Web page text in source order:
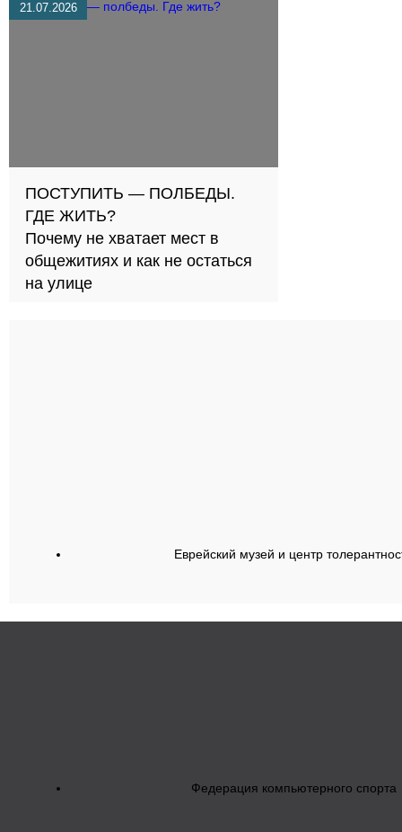
21.07.2026
ПОСТУПИТЬ — ПОЛБЕДЫ.
ГДЕ ЖИТЬ?
Почему не хватает мест в
общежитиях и как не остаться
на улице
Еврейский музей и центр
Федерация компьютерного спорта